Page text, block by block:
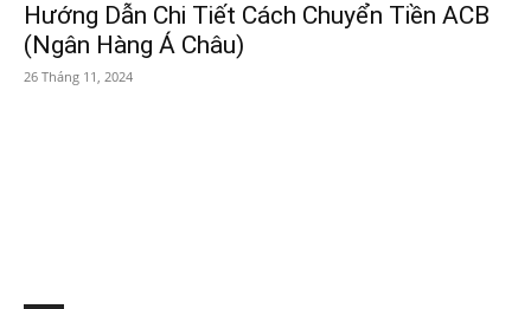
Hướng Dẫn Chi Tiết Cách Chuyển Tiền ACB
(Ngân Hàng Á Châu)
26 Tháng 11, 2024